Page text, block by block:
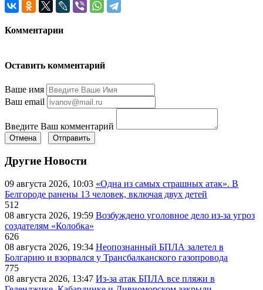
Комментарии
Оставить комментарий
Ваше имя
Ваш email
Введите Ваш комментарий
Отмена Отправить
Другие Новости
09 августа 2026, 10:03 «Одна из самых страшных атак». В
Белгороде ранены 13 человек, включая двух детей
512
08 августа 2026, 19:59 Возбуждено уголовное дело из-за угроз
создателям «Колобка»
626
08 августа 2026, 19:34 Неопознанный БПЛА залетел в
Болгарию и взорвался у Трансбалканского газопровода
775
08 августа 2026, 13:47 Из-за атак БПЛА все пляжи в